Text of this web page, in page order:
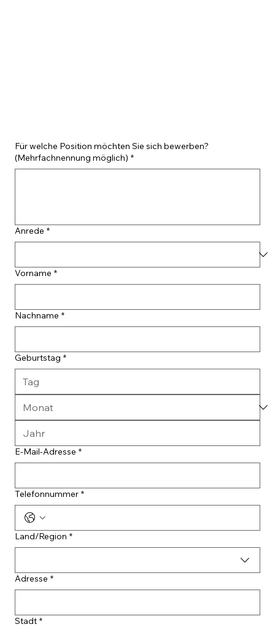
Für welche Position möchten Sie sich bewerben?
(Mehrfachnennung möglich) *
Anrede *
Vorname *
Nachname *
Geburtstag *
E-Mail-Adresse *
Telefonnummer *
Mehrzeilige Adresse
Land/Region *
Adresse *
Stadt *